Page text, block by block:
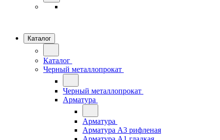
Каталог
Каталог
Черный металлопрокат
Черный металлопрокат
Арматура
Арматура
Арматура А3 рифленая